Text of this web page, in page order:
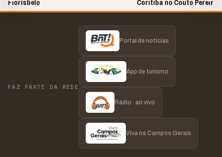
Florisbelo
Coritiba no Couto Pereira
FAZ PARTE DA REDE
Portal de notícias
App de turismo
Rádio · ao vivo
Viva os Campos Gerais